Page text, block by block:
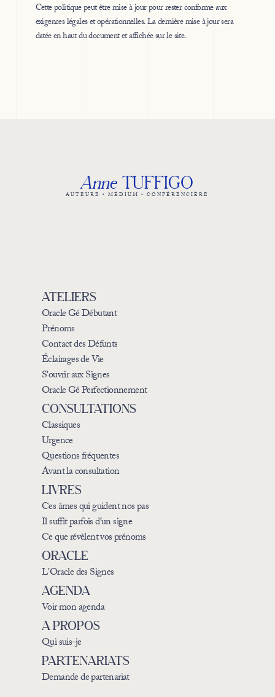
Cette politique peut être mise à jour pour rester conforme aux
exigences légales et opérationnelles. La dernière mise à jour sera
datée en haut du document et affichée sur le site.
Anne TUFFIGO
AUTEURE • MÉDIUM • CONFÉRENCIÈRE
ATELIERS
Oracle Gé Débutant
Prénoms
Contact des Défunts
Éclairages de Vie
S'ouvrir aux Signes
Oracle Gé Perfectionnement
CONSULTATIONS
Classiques
Urgence
Questions fréquentes
Avant la consultation
LIVRES
Ces âmes qui guident nos pas
Il suffit parfois d’un signe
Ce que révèlent vos prénoms
ORACLE
L'Oracle des Signes
A PROPOS
Qui suis-je
AGENDA
Voir mon agenda
PARTENARIATS
Demande de partenariat